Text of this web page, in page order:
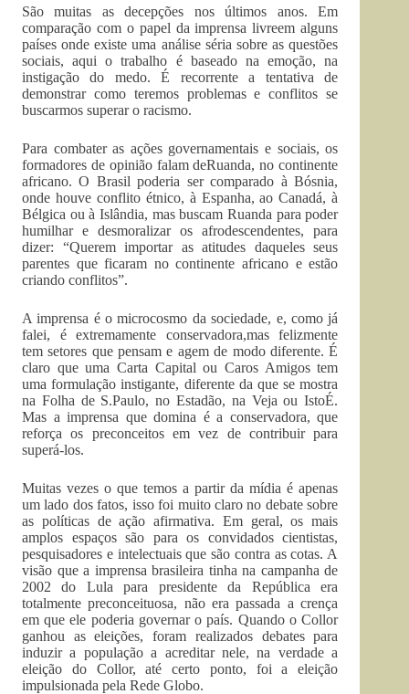
São muitas as decepções nos últimos anos. Em
comparação com o papel da imprensa livreem alguns
países onde existe uma análise séria sobre as questões
sociais, aqui o trabalho é baseado na emoção, na
instigação do medo. É recorrente a tentativa de
demonstrar como teremos problemas e conflitos se
buscarmos superar o racismo.
Para combater as ações governamentais e sociais, os
formadores de opinião falam deRuanda, no continente
africano. O Brasil poderia ser comparado à Bósnia,
onde houve conflito étnico, à Espanha, ao Canadá, à
Bélgica ou à Islândia, mas buscam Ruanda para poder
humilhar e desmoralizar os afrodescendentes, para
dizer: “Querem importar as atitudes daqueles seus
parentes que ficaram no continente africano e estão
criando conflitos”.
A imprensa é o microcosmo da sociedade, e, como já
falei, é extremamente conservadora,mas felizmente
tem setores que pensam e agem de modo diferente. É
claro que uma Carta Capital ou Caros Amigos tem
uma formulação instigante, diferente da que se mostra
na Folha de S.Paulo, no Estadão, na Veja ou IstoÉ.
Mas a imprensa que domina é a conservadora, que
reforça os preconceitos em vez de contribuir para
superá-los.
Muitas vezes o que temos a partir da mídia é apenas
um lado dos fatos, isso foi muito claro no debate sobre
as políticas de ação afirmativa. Em geral, os mais
amplos espaços são para os convidados cientistas,
pesquisadores e intelectuais que são contra as cotas. A
visão que a imprensa brasileira tinha na campanha de
2002 do Lula para presidente da República era
totalmente preconceituosa, não era passada a crença
em que ele poderia governar o país. Quando o Collor
ganhou as eleições, foram realizados debates para
induzir a população a acreditar nele, na verdade a
eleição do Collor, até certo ponto, foi a eleição
impulsionada pela Rede Globo.